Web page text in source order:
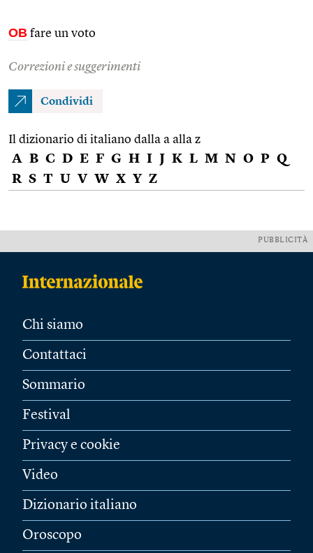
OB fare un voto
Correzioni e suggerimenti
Condividi
Il dizionario di italiano dalla a alla z
A B C D E F G H I J K L M N O P Q
R S T U V W X Y Z
PUBBLICITÀ
Chi siamo
Contattaci
Sommario
Festival
Privacy e cookie
Video
Dizionario italiano
Oroscopo